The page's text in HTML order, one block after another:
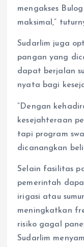
mengakses
maksimal,”
Sudarlim juga
pangan yang
dapat berjalan
nyata bagi
“Dengan
kesejahteraan
tapi program
dicanangkan
Selain fasilitas
pemerintah
irigasi atau
meningkatkan
risiko gagal
Sudarlim